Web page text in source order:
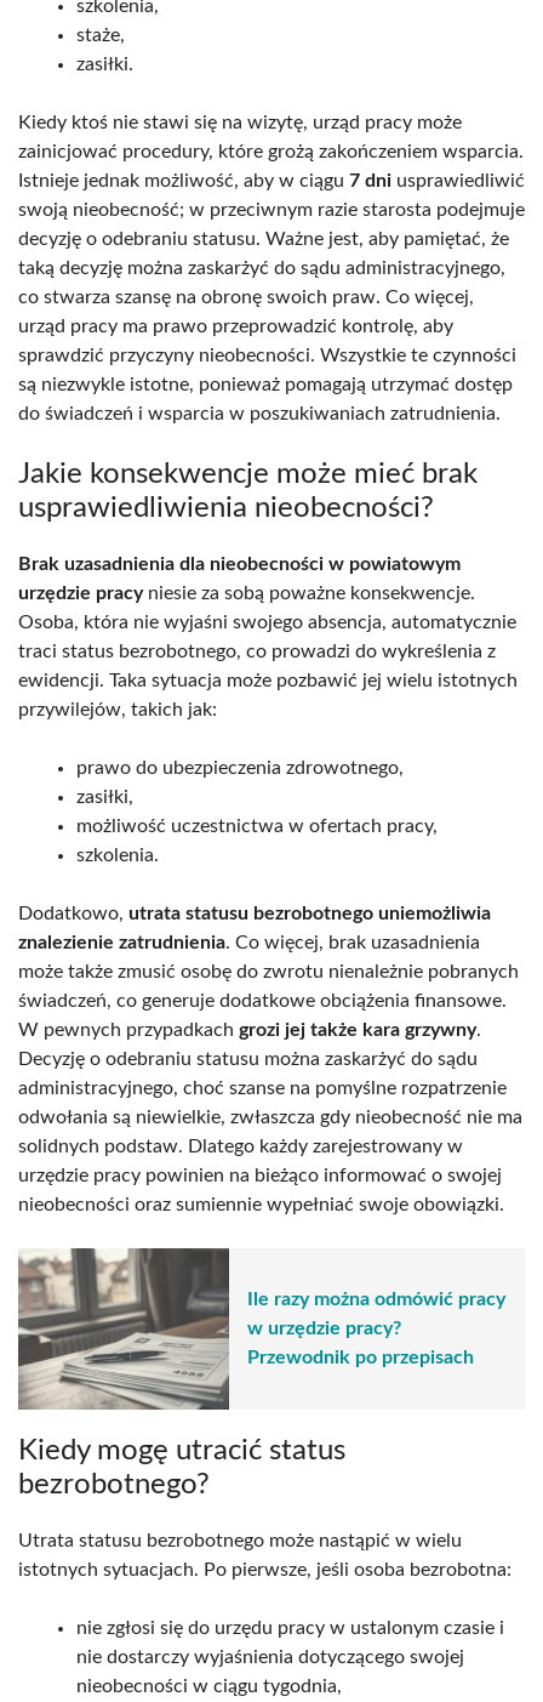
szkolenia,
staże,
zasiłki.
Kiedy ktoś nie stawi się na wizytę, urząd pracy może
zainicjować procedury, które grożą zakończeniem wsparcia.
Istnieje jednak możliwość, aby w ciągu 7 dni usprawiedliwić
swoją nieobecność; w przeciwnym razie starosta podejmuje
decyzję o odebraniu statusu. Ważne jest, aby pamiętać, że
taką decyzję można zaskarżyć do sądu administracyjnego,
co stwarza szansę na obronę swoich praw. Co więcej,
urząd pracy ma prawo przeprowadzić kontrolę, aby
sprawdzić przyczyny nieobecności. Wszystkie te czynności
są niezwykle istotne, ponieważ pomagają utrzymać dostęp
do świadczeń i wsparcia w poszukiwaniach zatrudnienia.
Jakie konsekwencje może mieć brak
usprawiedliwienia nieobecności?
Brak uzasadnienia dla nieobecności w powiatowym
urzędzie pracyniesie za sobą poważne konsekwencje.
Osoba, która nie wyjaśni swojego absencja, automatycznie
traci status bezrobotnego, co prowadzi do wykreślenia z
ewidencji. Taka sytuacja może pozbawić jej wielu istotnych
przywilejów, takich jak:
prawo do ubezpieczenia zdrowotnego,
zasiłki,
możliwość uczestnictwa w ofertach pracy,
szkolenia.
Dodatkowo, utrata statusu bezrobotnego uniemożliwia
znalezienie zatrudnienia. Co więcej, brak uzasadnienia
może także zmusić osobę do zwrotu nienależnie pobranych
świadczeń, co generuje dodatkowe obciążenia finansowe.
W pewnych przypadkach grozi jej także kara grzywny.
Decyzję o odebraniu statusu można zaskarżyć do sądu
administracyjnego, choć szanse na pomyślne rozpatrzenie
odwołania są niewielkie, zwłaszcza gdy nieobecność nie ma
solidnych podstaw. Dlatego każdy zarejestrowany w
urzędzie pracy powinien na bieżąco informować o swojej
nieobecności oraz sumiennie wypełniać swoje obowiązki.
Ile razy można odmówić pracy
w urzędzie pracy?
Przewodnik po przepisach
Kiedy mogę utracić status
bezrobotnego?
Utrata statusu bezrobotnego może nastąpić w wielu
istotnych sytuacjach. Po pierwsze, jeśli osoba bezrobotna:
nie zgłosi się do urzędu pracy w ustalonym czasie i
nie dostarczy wyjaśnienia dotyczącego swojej
nieobecności w ciągu tygodnia,